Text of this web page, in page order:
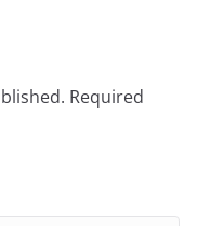
Required